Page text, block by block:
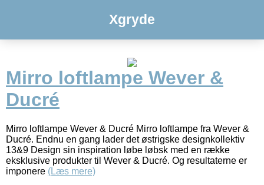
Xgryde
Mirro loftlampe Wever &
Ducré
Mirro loftlampe Wever & Ducré Mirro loftlampe fra Wever &
Ducré. Endnu en gang lader det østrigske designkollektiv
13&9 Design sin inspiration løbe løbsk med en række
eksklusive produkter til Wever & Ducré. Og resultaterne er
imponere (Læs mere)